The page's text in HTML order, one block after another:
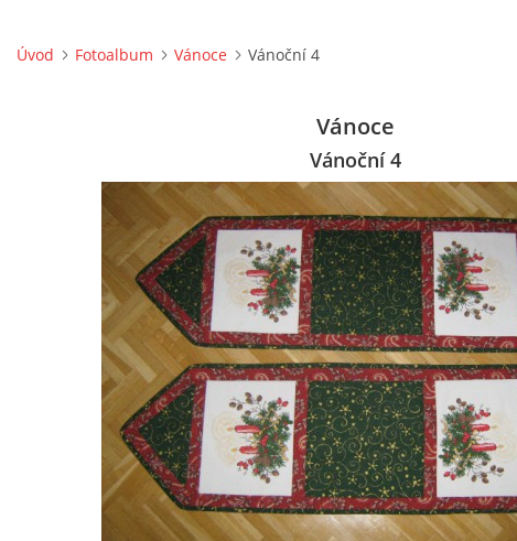
Úvod Fotoalbum Vánoce Vánoční 4
Vánoce
Vánoční 4